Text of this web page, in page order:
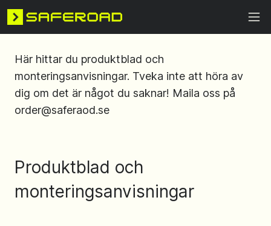
Här hittar du produktblad och
monteringsanvisningar. Tveka inte att höra av
dig om det är något du saknar! Maila oss på
order@saferaod.se
Produktblad och
monteringsanvisningar